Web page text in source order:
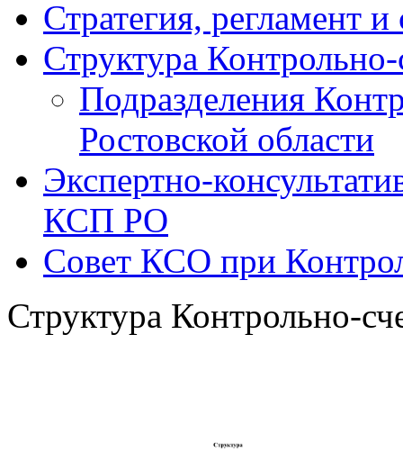
Стратегия, регламент и
Структура
Подразделения
Ростовской области
Экспертно-
КСП РО
Совет КСО при
Структура Контрольно-